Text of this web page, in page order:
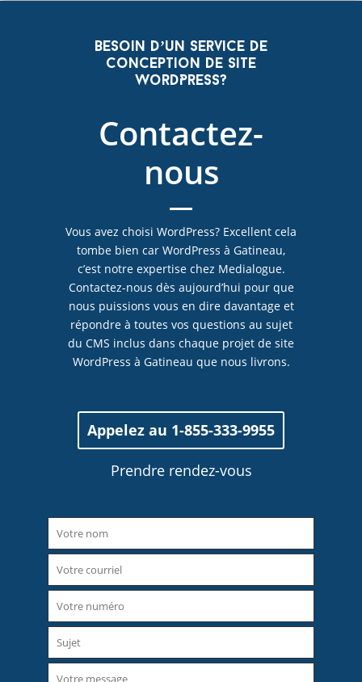
Besoin d’un service de
conception de site
WordPress?
Contactez-
nous
Vous avez choisi WordPress? Excellent cela
tombe bien car WordPress à Gatineau,
c’est notre expertise chez Medialogue.
Contactez-nous dès aujourd’hui pour que
nous puissions vous en dire davantage et
répondre à toutes vos questions au sujet
du CMS inclus dans chaque projet de site
WordPress à Gatineau que nous livrons.
Appelez au 1-855-333-9955
Prendre rendez-vous